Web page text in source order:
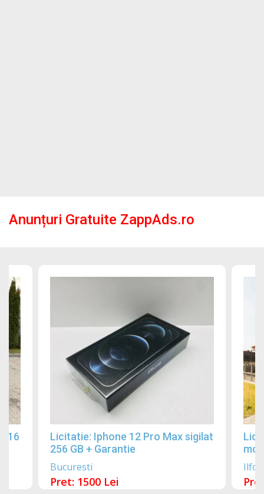
Anunțuri Gratuite ZappAds.ro
Licitatie: Iphone 12 Pro Max sigilat
256 GB + Garantie
Bucuresti
Pret: 1500 Lei
Ilfov